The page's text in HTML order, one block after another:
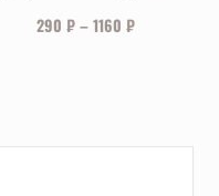
290₽–1160₽